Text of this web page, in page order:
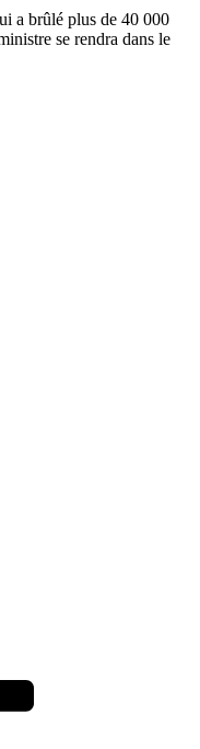
a brûlé plus de 40 000
se rendra dans le